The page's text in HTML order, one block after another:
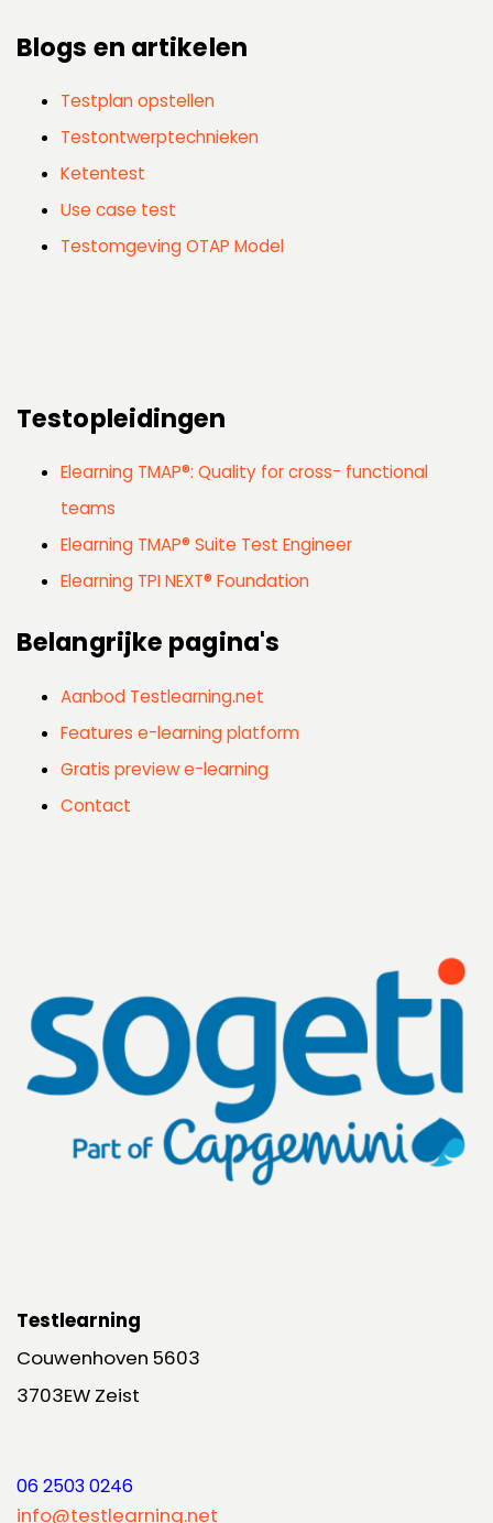
Blogs en artikelen
Testplan opstellen
Testontwerptechnieken
Ketentest
Use case test
Testomgeving OTAP Model
Testopleidingen
Elearning TMAP®: Quality for cross- functional
teams
Elearning TMAP® Suite Test Engineer
Elearning TPI NEXT® Foundation
Belangrijke pagina's
Aanbod Testlearning.net
Features e-learning platform
Gratis preview e-learning
Contact
Testlearning
Couwenhoven 5603
3703EW Zeist
06 2503 0246
info@testlearning.net